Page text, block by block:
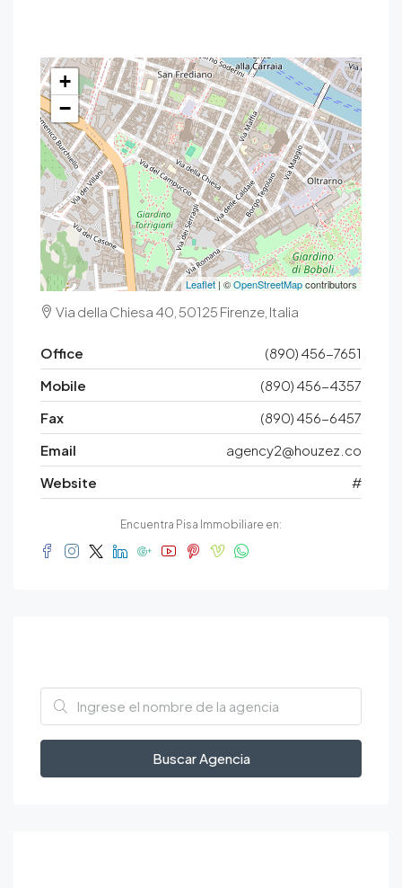
+
−
Leaflet| ©OpenStreetMapcontributors
Via della Chiesa 40, 50125 Firenze, Italia
Office
(890) 456-7651
Mobile
(890) 456-4357
Fax
(890) 456-6457
Email
agency2@houzez.co
Website
#
Encuentra Pisa Immobiliare en:
Buscar Agencia